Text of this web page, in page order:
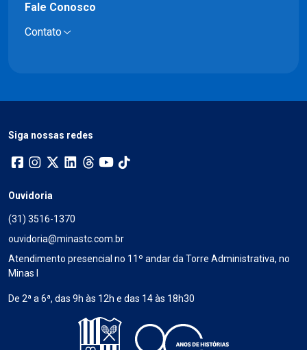
Fale Conosco
Contato
Siga nossas redes
Ouvidoria
(31) 3516-1370
ouvidoria@minastc.com.br
Atendimento presencial no 11º andar da Torre Administrativa, no
Minas I
De 2ª a 6ª, das 9h às 12h e das 14 às 18h30